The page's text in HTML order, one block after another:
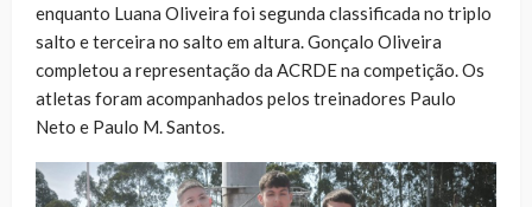
enquanto Luana Oliveira foi segunda classificada no triplo
salto e terceira no salto em altura. Gonçalo Oliveira
completou a representação da ACRDE na competição. Os
atletas foram acompanhados pelos treinadores Paulo
Neto e Paulo M. Santos.